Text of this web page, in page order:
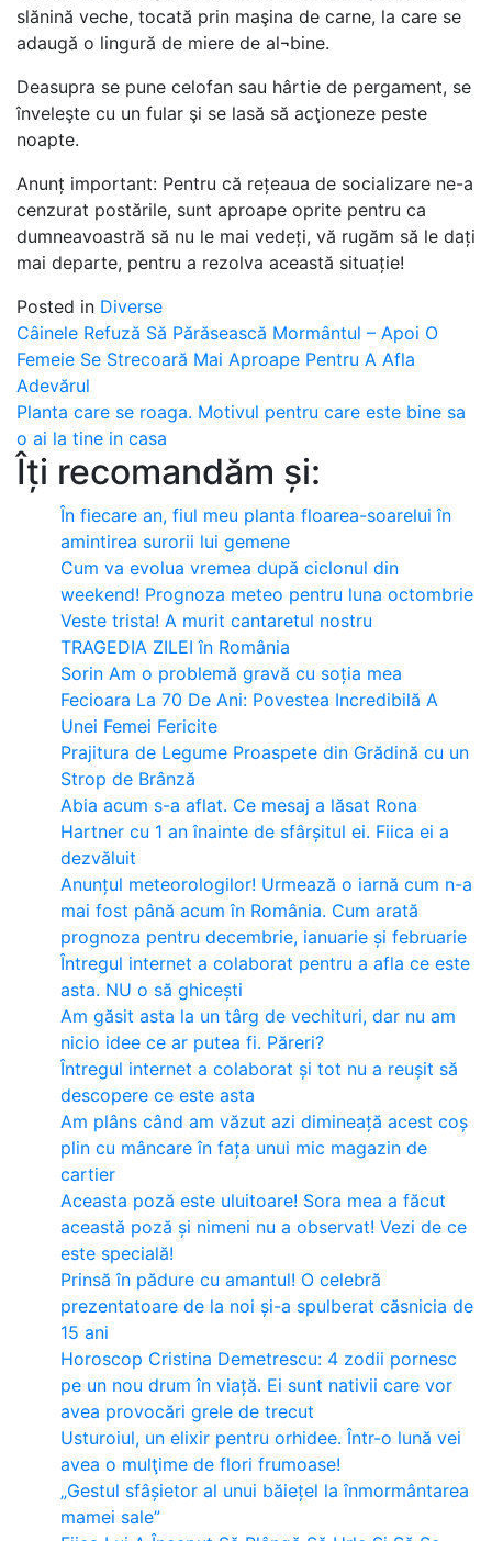
slănină veche, tocată prin maşina de carne, la care se
adaugă o lingură de miere de al¬bine.
Deasupra se pune celofan sau hârtie de pergament, se
înveleşte cu un fular şi se lasă să acţioneze peste
noapte.
Anunț important: Pentru că rețeaua de socializare ne-a
cenzurat postările, sunt aproape oprite pentru ca
dumneavoastră să nu le mai vedeți, vă rugăm să le dați
mai departe, pentru a rezolva această situație!
Posted in Diverse
Post
navigation
Câinele Refuză Să Părăsească Mormântul – Apoi O
Femeie Se Strecoară Mai Aproape Pentru A Afla
Adevărul
Planta care se roaga. Motivul pentru care este bine sa
o ai la tine in casa
Îți recomandăm și:
În fiecare an, fiul meu planta floarea-soarelui în
amintirea surorii lui gemene
Cum va evolua vremea după ciclonul din
weekend! Prognoza meteo pentru luna octombrie
Veste trista! A murit cantaretul nostru
TRAGEDIA ZILEI în România
Sorin Am o problemă gravă cu soția mea
Fecioara La 70 De Ani: Povestea Incredibilă A
Unei Femei Fericite
Prajitura de Legume Proaspete din Grădină cu un
Strop de Brânză
Abia acum s-a aflat. Ce mesaj a lăsat Rona
Hartner cu 1 an înainte de sfârșitul ei. Fiica ei a
dezvăluit
Anunțul meteorologilor! Urmează o iarnă cum n-a
mai fost până acum în România. Cum arată
prognoza pentru decembrie, ianuarie și februarie
Întregul internet a colaborat pentru a afla ce este
asta. NU o să ghicești
Am găsit asta la un târg de vechituri, dar nu am
nicio idee ce ar putea fi. Păreri?
Întregul internet a colaborat și tot nu a reușit să
descopere ce este asta
Am plâns când am văzut azi dimineață acest coș
plin cu mâncare în fața unui mic magazin de
cartier
Aceasta poză este uluitoare! Sora mea a făcut
această poză și nimeni nu a observat! Vezi de ce
este specială!
Prinsă în pădure cu amantul! O celebră
prezentatoare de la noi și-a spulberat căsnicia de
15 ani
Horoscop Cristina Demetrescu: 4 zodii pornesc
pe un nou drum în viață. Ei sunt nativii care vor
avea provocări grele de trecut
Usturoiul, un elixir pentru orhidee. Într-o lună vei
avea o mulţime de flori frumoase!
„Gestul sfâșietor al unui băiețel la înmormântarea
mamei sale”